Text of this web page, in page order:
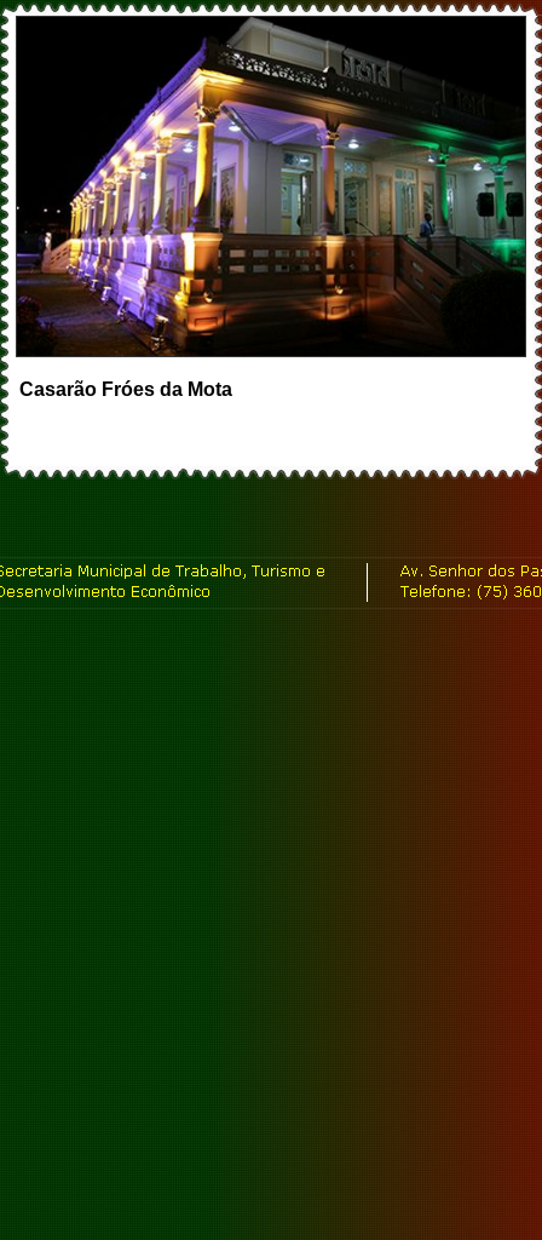
Casarão Fróes da Mota